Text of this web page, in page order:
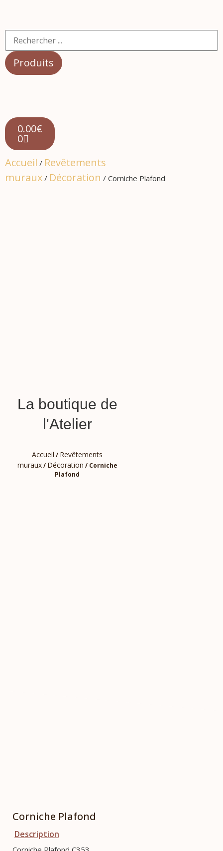
Produits
0.00€
0
Accueil / Revêtements
muraux / Décoration / Corniche Plafond
La boutique de
l'Atelier
Accueil / Revêtements
muraux/ Décoration / Corniche
Plafond
Corniche Plafond
Description